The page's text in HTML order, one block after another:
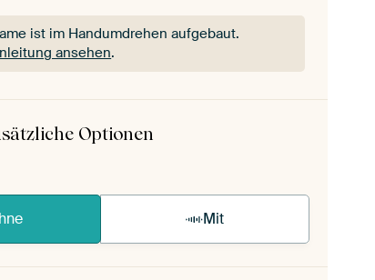
ist im Handumdrehen aufgebaut.
ansehen.
ist im Handumdrehen aufgebaut.
Optionen
Mit